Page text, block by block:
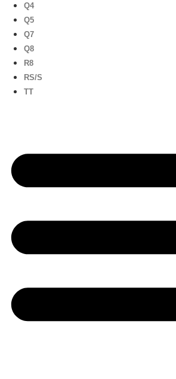
Q4
Q5
Q7
Q8
R8
RS/S
TT